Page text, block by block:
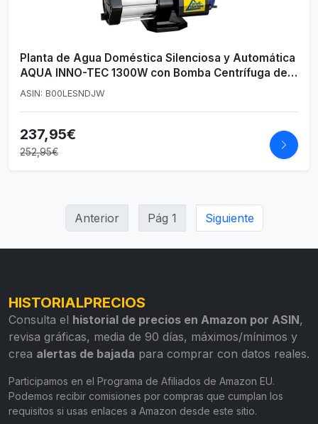
Planta de Agua Doméstica Silenciosa y Automática
AQUA INNO-TEC 1300W con Bomba Centrífuga de 5
Etapas
ASIN: B00LESNDJW
237,95€
252,95€
Anterior Pág 1 Siguiente
HISTORIALPRECIOS
Consulta el historial de precios en Amazon por ASIN,
revisa gráficas, media de 90 días, máximos/mínimos y
crea alertas de bajada para comprar con datos reales.
Participamos en el Programa de Afiliados de Amazon EU.
Podemos recibir comisiones por compras que cumplan los
requisitos si usas enlaces a Amazon desde este sitio.